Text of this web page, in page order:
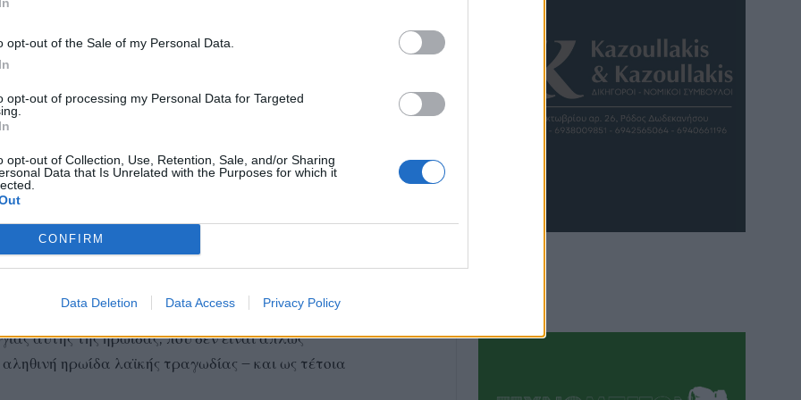
opt-out of the Sale of my Personal Data.
opt-out of processing my Personal Data for Targeted
opt-out of Collection, Use, Retention, Sale, and/or Sharing
Data that Is Unrelated with the Purposes for which it
CONFIRM
Data Deletion Data Access Privacy Policy
Αυτός είναι 1ος βασικός άξονας της
γύρω στο 1900, σαν κοινωνική
πραγματικά συνέβαινε εκείνη την εποχή,
τη Φόνισσα.
δανειζόμαστε προκειμένου να βάλουμε σε
τρία βασικά εργαλεία: η Ιστορία, η
με σημερινά δεδομένα.
της όσον αφορά το 2ο, δηλαδή τις κοινωνικές
τα δύο αυτά, με ψυχαναλυτικά δεδομένα,
αυτής της ηρωίδας, που δεν είναι απλώς
ηρωίδα λαϊκής τραγωδίας – και ως τέτοια